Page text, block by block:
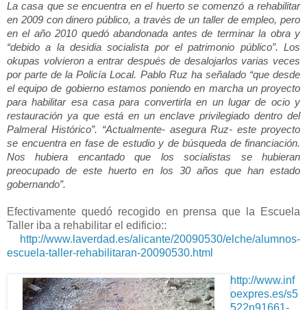
La casa que se encuentra en el huerto se comenzó a rehabilitar
en 2009 con dinero público, a través de un taller de empleo, pero
en el año 2010 quedó abandonada antes de terminar la obra y
“debido a la desidia socialista por el patrimonio público”. Los
okupas volvieron a entrar después de desalojarlos varias veces
por parte de la Policía Local. Pablo Ruz ha señalado “que desde
el equipo de gobierno estamos poniendo en marcha un proyecto
para habilitar esa casa para convertirla en un lugar de ocio y
restauración ya que está en un enclave privilegiado dentro del
Palmeral Histórico”. “Actualmente- asegura Ruz- este proyecto
se encuentra en fase de estudio y de búsqueda de financiación.
Nos hubiera encantado que los socialistas se hubieran
preocupado de este huerto en los 30 años que han estado
gobernando”.
Efectivamente quedó recogido en prensa que la Escuela
Taller iba a rehabilitar el edificio::
http://www.laverdad.es/alicante/20090530/elche/alumnos-
escuela-taller-rehabilitaran-20090530.html
http://www.inf
oexpres.es/s5